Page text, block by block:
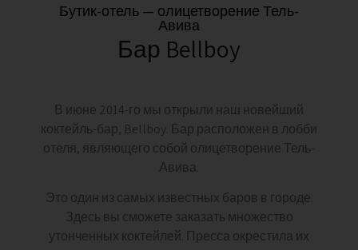
Бутик-отель — олицетворение Тель-
Авива
Бар Bellboy
В июне 2014-го мы открыли наш новейший
коктейль-бар, Bellboy. Бар расположен в лобби
отеля, являющего собой олицетворение Тель-
Авива.
Это один из самых известных баров в городе.
Здесь вы сможете заказать множество
утонченных коктейлей. Пресса окрестила их